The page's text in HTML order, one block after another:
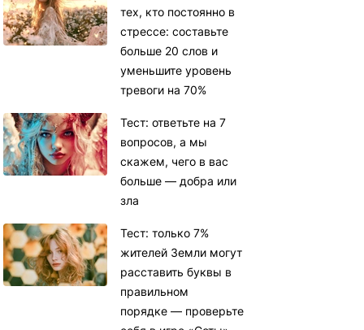
тех, кто постоянно в
стрессе: составьте
больше 20 слов и
уменьшите уровень
тревоги на 70%
Тест: ответьте на 7
вопросов, а мы
скажем, чего в вас
больше — добра или
зла
Тест: только 7%
жителей Земли могут
расставить буквы в
правильном
порядке — проверьте